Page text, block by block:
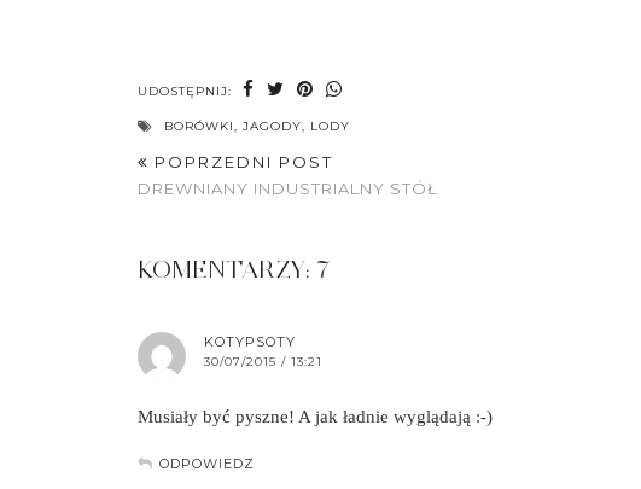
UDOSTĘPNIJ:
BORÓWKI, JAGODY, LODY
POPRZEDNI POST
DREWNIANY INDUSTRIALNY STÓŁ
KOMENTARZY: 7
KOTYPSOTY
30/07/2015 / 13:21
Musiały być pyszne! A jak ładnie wyglądają :-)
ODPOWIEDZ